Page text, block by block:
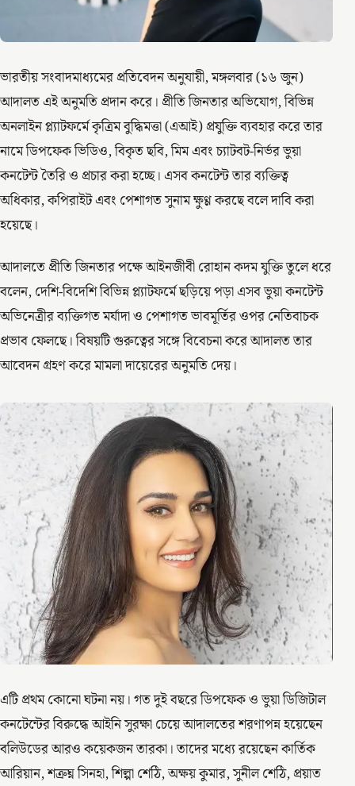
ভারতীয় সংবাদমাধ্যমের প্রতিবেদন অনুযায়ী, মঙ্গলবার (১৬ জুন)
আদালত এই অনুমতি প্রদান করে। প্রীতি জিনতার অভিযোগ, বিভিন্ন
অনলাইন প্ল্যাটফর্মে কৃত্রিম বুদ্ধিমত্তা (এআই) প্রযুক্তি ব্যবহার করে তার
নামে ডিপফেক ভিডিও, বিকৃত ছবি, মিম এবং চ্যাটবট-নির্ভর ভুয়া
কনটেন্ট তৈরি ও প্রচার করা হচ্ছে। এসব কনটেন্ট তার ব্যক্তিত্ব
অধিকার, কপিরাইট এবং পেশাগত সুনাম ক্ষুণ্ণ করছে বলে দাবি করা
হয়েছে।
আদালতে প্রীতি জিনতার পক্ষে আইনজীবী রোহান কদম যুক্তি তুলে ধরে
বলেন, দেশি-বিদেশি বিভিন্ন প্ল্যাটফর্মে ছড়িয়ে পড়া এসব ভুয়া কনটেন্ট
অভিনেত্রীর ব্যক্তিগত মর্যাদা ও পেশাগত ভাবমূর্তির ওপর নেতিবাচক
প্রভাব ফেলছে। বিষয়টি গুরুত্বের সঙ্গে বিবেচনা করে আদালত তার
আবেদন গ্রহণ করে মামলা দায়েরের অনুমতি দেয়।
এটি প্রথম কোনো ঘটনা নয়। গত দুই বছরে ডিপফেক ও ভুয়া ডিজিটাল
কনটেন্টের বিরুদ্ধে আইনি সুরক্ষা চেয়ে আদালতের শরণাপন্ন হয়েছেন
বলিউডের আরও কয়েকজন তারকা। তাদের মধ্যে রয়েছেন কার্তিক
আরিয়ান, শত্রুঘ্ন সিনহা, শিল্পা শেঠি, অক্ষয় কুমার, সুনীল শেঠি, প্রয়াত